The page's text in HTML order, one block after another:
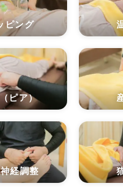
ピング
ピア）
経調整